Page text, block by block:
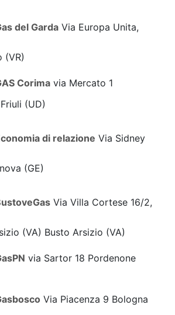
del Garda Via Europa Unita,
(VR)
Corima via Mercato 1
(UD)
di relazione Via Sidney
(GE)
Via Villa Cortese 16/2,
(VA) Busto Arsizio (VA)
via Sartor 18 Pordenone
Via Piacenza 9 Bologna